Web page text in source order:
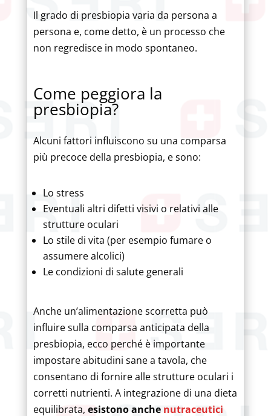
Il grado di presbiopia varia da persona a
persona e, come detto, è un processo che
non regredisce in modo spontaneo.
Come peggiora la
presbiopia?
Alcuni fattori influiscono su una comparsa
più precoce della presbiopia, e sono:
Lo stress
Eventuali altri difetti visivi o relativi alle
strutture oculari
Lo stile di vita (per esempio fumare o
assumere alcolici)
Le condizioni di salute generali
Anche un’alimentazione scorretta può
influire sulla comparsa anticipata della
presbiopia, ecco perché è importante
impostare abitudini sane a tavola, che
consentano di fornire alle strutture oculari i
corretti nutrienti. A integrazione di una dieta
equilibrata, esistono anche nutraceutici